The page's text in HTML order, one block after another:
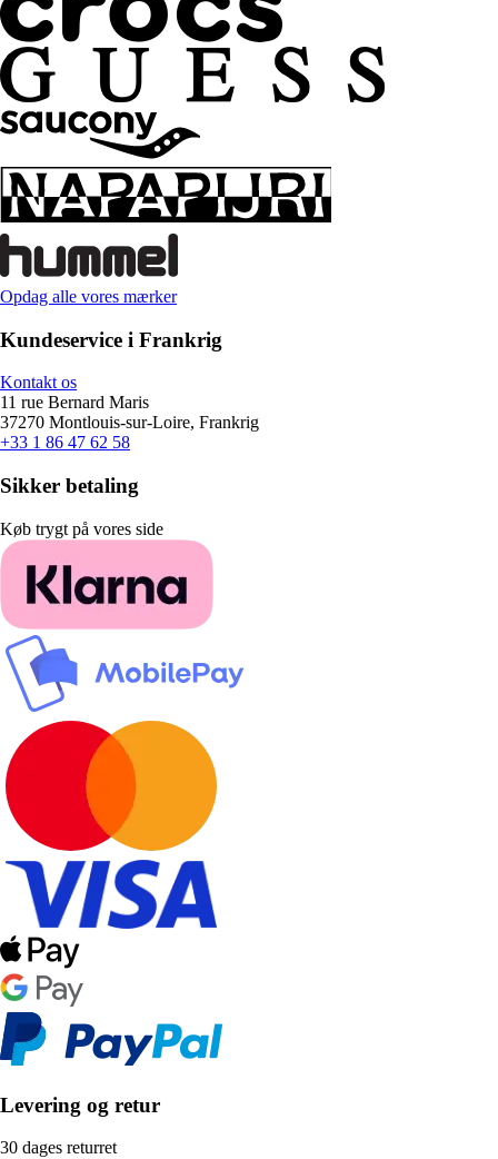
Opdag alle vores mærker
Kundeservice i Frankrig
Kontakt os
11 rue Bernard Maris
37270 Montlouis-sur-Loire, Frankrig
+33 1 86 47 62 58
Sikker betaling
Køb trygt på vores side
Levering og retur
30 dages returret